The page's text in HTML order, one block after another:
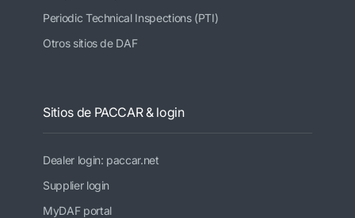
Periodic Technical Inspections (PTI)
Otros sitios de DAF
Sitios de PACCAR & login
Dealer login: paccar.net
Supplier login
MyDAF portal